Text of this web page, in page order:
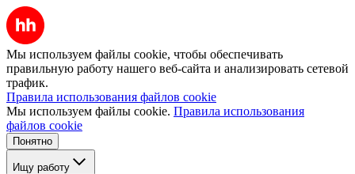
Мы используем файлы cookie, чтобы обеспечивать
правильную работу нашего веб-сайта и анализировать сетевой
трафик.
Правила использования файлов cookie
Мы используем файлы cookie. Правила использования
файлов cookie
Понятно
Ищу работу